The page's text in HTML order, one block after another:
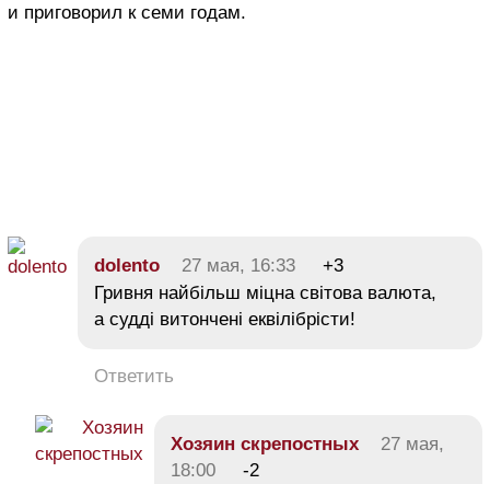
и приговорил к семи годам.
dolento 27 мая, 16:33
+3
Гривня найбільш міцна світова валюта,
а судді витончені еквілібрісти!
Ответить
Хозяин скрепостных
27 мая,
18:00
-2